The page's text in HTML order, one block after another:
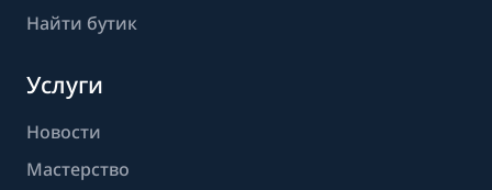
Найти бутик
Услуги
Новости
Мастерство